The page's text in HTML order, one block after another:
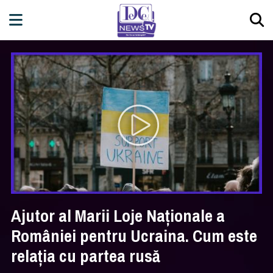
Ajutor al Marii Loje Naționale a
României pentru Ucraina. Cum este
relația cu partea rusă